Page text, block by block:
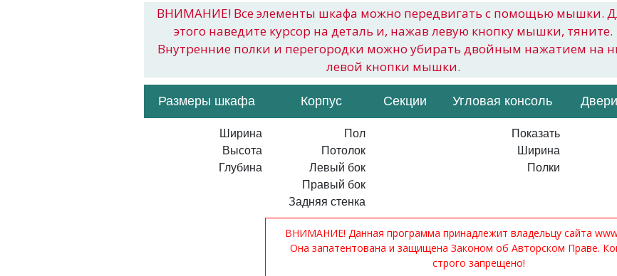
ВНИМАНИЕ! Все элементы шкафа можно передвигать с помощью мышки.
этого наведите курсор на деталь и, нажав левую кнопку мышки, тяните.
Внутренние полки и перегородки можно убирать двойным нажатием на
левой кнопки мышки.
Размеры шкафа Корпус Секции Угловая консоль
Ширина
Высота
Глубина
Пол
Потолок
Левый бок
Правый бок
Задняя стенка
Показать
Ширина
Полки
ВНИМАНИЕ! Данная программа принадлежит владельцу сайта
Она запатентована и защищена Законом об Авторском Праве.
строго запрещено!